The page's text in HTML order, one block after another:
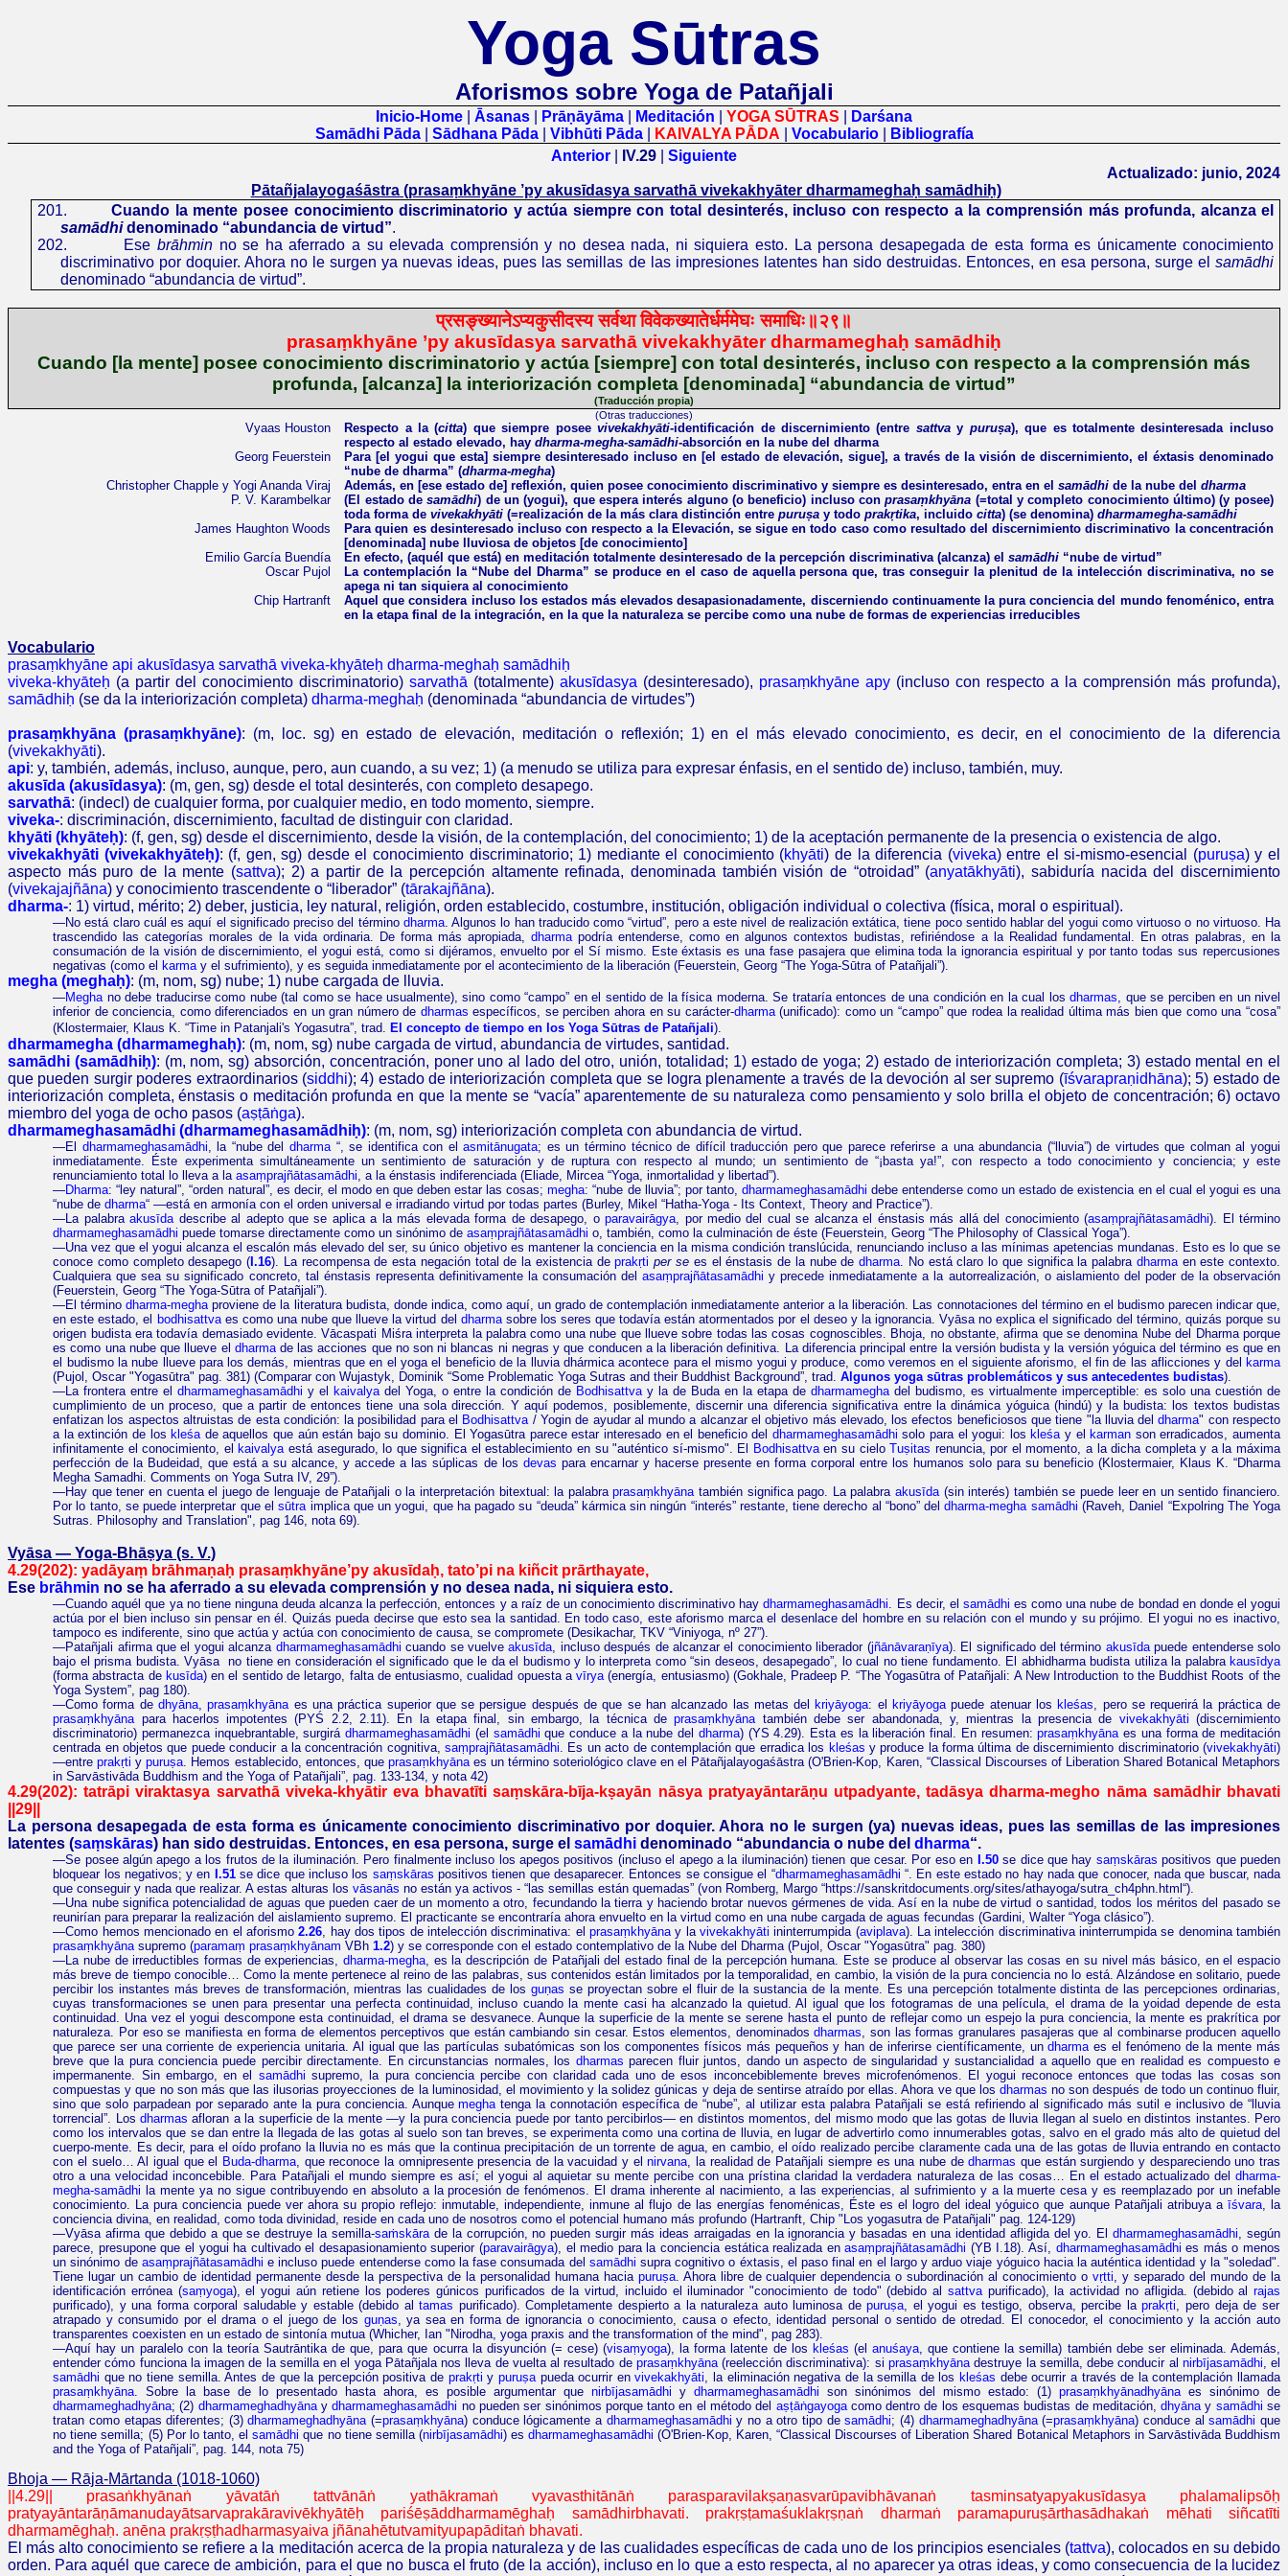
Yoga Sūtras
Aforismos sobre Yoga de Patañjali
Inicio-Home Āsanas Prāṇāyāma Meditación YOGA SŪTRAS
Darśana
Samādhi Pāda| Sādhana Pāda| Vibhūti Pāda| KAIVALYA PĀDA Vocabulario|
Bibliografía
Anterior
IV.29
Siguiente
Actualizado: junio, 2024
Pātañjalayogaśāstra (prasaṃkhyāne ’py akusīdasya sarvathā vivekakhyāter dharmameghaḥ samādhiḥ)
201.
Cuando la mente posee conocimiento discriminatorio y actúa siempre con total desinterés, incluso con respecto a la comprensión más profunda, alcanzael
samādhidenominado “abundancia de virtud”.
202.
Esebrāhmin no se ha aferrado a su elevada comprensión y no desea nada, ni siquiera esto.
La persona desapegada de esta forma es únicamente conocimiento
discriminativo por doquier. Ahora no le surgen ya nuevas ideas, pues las semillas de las impresiones latentes han sido destruidas. Entonces, en esa persona, surge elsamādhi
denominado “abundancia de virtud”.
प्रसङ्ख्यानेऽप्यकुसीदस्य सर्वथा विवेकख्यातेर्धर्ममेघः समाधिः॥२९॥
prasaṃkhyāne ’py akusīdasya sarvathā vivekakhyāter dharmameghaḥ samādhiḥ
Cuando [la mente] posee conocimiento discriminatorio y actúa [siempre] con total desinterés, incluso con respecto a la comprensión más
profunda, [alcanza] la interiorización completa [denominada] “abundancia de virtud”
(Traducción propia)
(Otras traducciones)
Vyaas Houston Respecto a la (citta) que siempre poseevivekakhyāti-identificación de discernimiento (entre sattvay puruṣa), que es totalmente desinteresada incluso
respecto al estado elevado, haydharma-megha-samādhi-absorción en la nube del dharma
Georg Feuerstein
Para [el yogui que esta] siempre desinteresado incluso en [el estado de elevación, sigue], a través de la visión de discernimiento, el éxtasis denominado
“nube de dharma” (dharma-megha)
Christopher Chapple y Yogi Ananda Viraj
Además, en [ese estado de] reflexión, quien posee conocimiento discriminativo y siempre es desinteresado, entra en elsamādhi de la nube deldharma
P. V. Karambelkar
(El estado desamādhi) de un (yogui), que espera interés alguno (o beneficio) incluso conprasaṃkhyāna (=total y completo conocimiento último) (y posee)
toda forma devivekakhyāti (=realización de la más clara distinción entrepuruṣa y todoprakṛtika, incluidocitta) (se denomina)dharmamegha-samādhi
James Haughton Woods
Para quien es desinteresado incluso con respecto a la Elevación, se sigue en todo caso como resultado del discernimiento discriminativo la concentración
[denominada] nube lluviosa de objetos [de conocimiento]
Emilio García Buendía
En efecto, (aquél que está) en meditación totalmente desinteresado de la percepción discriminativa (alcanza) elsamādhi “nube de virtud”
Oscar Pujol
La contemplación la “Nube del Dharma” se produce en el caso de aquella persona que, tras conseguir la plenitud de la intelección discriminativa, no se
apega ni tan siquiera al conocimiento
Chip Hartranft
Aquel que considera incluso los estados más elevados desapasionadamente, discerniendo continuamente la pura conciencia del mundo fenoménico, entra
en la etapa final de la integración, en la que la naturaleza se percibe como una nube de formas de experiencias irreducibles
Vocabulario
prasaṃkhyāne api akusīdasya sarvathā viveka-khyāteḥ dharma-meghaḥ samādhiḥ
viveka-khyāteḥ (a partir del conocimiento discriminatorio) sarvathā (totalmente) akusīdasya (desinteresado), prasaṃkhyāne apy (incluso con respecto a la comprensión más profunda),
samādhiḥ (se da la interiorización completa) dharma-meghaḥ (denominada “abundancia de virtudes”)
prasaṃkhyāna (prasaṃkhyāne): (m, loc. sg) en estado de elevación, meditación o reflexión; 1) en el más elevado conocimiento, es decir, en el conocimiento de la diferencia
(vivekakhyāti).
api: y, también, además, incluso, aunque, pero, aun cuando, a su vez; 1) (a menudo se utiliza para expresar énfasis, en el sentido de) incluso, también, muy.
akusīda (akusīdasya): (m, gen, sg) desde el total desinterés, con completo desapego.
sarvathā: (indecl) de cualquier forma, por cualquier medio, en todo momento, siempre.
viveka-: discriminación, discernimiento, facultad de distinguir con claridad.
khyāti (khyāteḥ): (f, gen, sg) desde el discernimiento, desde la visión, de la contemplación, del conocimiento; 1) de la aceptación permanente de la presencia o existencia de algo.
vivekakhyāti (vivekakhyāteḥ): (f, gen, sg) desde el conocimiento discriminatorio; 1) mediante el conocimiento (khyāti) de la diferencia (viveka) entre el si-mismo-esencial (puruṣa) y el
aspecto más puro de la mente (sattva); 2)a partir de la percepción altamente refinada, denominada también visión de “otroidad” (anyatākhyāti), sabiduría nacida del discernimiento
(vivekajajñāna) y conocimiento trascendente o “liberador” (tārakajñāna).
dharma-: 1) virtud, mérito; 2) deber, justicia, ley natural, religión, orden establecido, costumbre, institución, obligación individual o colectiva (física, moral o espiritual).
—No está claro cuál es aquí el significado preciso del término dharma. Algunos lo han traducido como “virtud”, pero a este nivel de realización extática, tiene poco sentido hablar del yogui como virtuoso o no virtuoso. Ha
trascendido las categorías morales de la vida ordinaria. De forma más apropiada, dharmapodría entenderse, como en algunos contextos budistas, refiriéndose a la Realidad fundamental. En otras palabras, en la
consumación de la visión de discernimiento, el yogui está, como si dijéramos, envuelto por el Sí mismo. Este éxtasis es una fase pasajera que elimina toda la ignorancia espiritual y por tanto todas sus repercusiones
negativas (como elkarma y el sufrimiento), y es seguida inmediatamente por el acontecimiento de la liberación (Feuerstein, Georg “The Yoga-Sūtraof Patañjali”).
megha (meghaḥ): (m, nom, sg) nube; 1) nube cargada de lluvia.
—Megha no debe traducirse como nube (tal como se hace usualmente), sino como “campo” en el sentido de la física moderna. Se trataría entonces de una condición en la cual losdharmas , que se perciben en un nivel
inferior de conciencia, como diferenciados en un gran número de dharmas específicos, se perciben ahora en su carácter-dharma(unificado): como un “campo” que rodea la realidad última más bien que como una “cosa”
(Klostermaier, Klaus K. “Time in Patanjali's Yogasutra”, trad. El concepto de tiempo en los Yoga Sūtras de Patañjali).
dharmamegha (dharmameghaḥ): (m, nom, sg) nube cargada de virtud, abundancia de virtudes, santidad.
samādhi (samādhiḥ): (m, nom, sg) absorción, concentración, poner uno al lado del otro, unión, totalidad; 1) estado de yoga; 2) estado de interiorización completa; 3) estado mental en el
que pueden surgir poderes extraordinarios (siddhi); 4) estado de interiorización completa que se logra plenamente a través de la devoción al ser supremo (īśvarapraṇidhāna); 5) estado de
interiorización completa, énstasis o meditación profunda en que la mente se “vacía” aparentemente de su naturaleza como pensamiento y solo brilla el objeto de concentración; 6) octavo
miembro del yoga de ocho pasos (aṣṭāṅga).
dharmameghasamādhi (dharmameghasamādhiḥ): (m, nom, sg) interiorización completa con abundancia de virtud.
—El dharmameghasamādhi , la “nube del dharma“, se identifica con elasmitānugata; es un término técnico de difícil traducción pero que parece referirse a una abundancia (“lluvia”) de virtudes que colman al yogui
inmediatamente. Éste experimenta simultáneamente un sentimiento de saturación y de ruptura con respecto al mundo; un sentimiento de “¡basta ya!”, con respecto a todo conocimiento y conciencia; y este
renunciamiento total lo lleva a laasaṃprajñātasamādhi , a la énstasis indiferenciada (Eliade, Mircea“Yoga, inmortalidad y libertad”).
—Dharma: “ley natural”, “orden natural”, es decir, el modo en que deben estar las cosas;megha: “nube de lluvia”; por tanto, dharmameghasamādhi debe entenderse como un estado de existencia en el cual el yogui es una
“nube dedharma“ —está en armonía con el orden universal e irradiando virtud por todas partes (Burley, Mikel “Hatha-Yoga - Its Context, Theory and Practice”).
—La palabraakusīda describe al adepto que se aplica a la más elevada forma de desapego, oparavairāgya , por medio del cual se alcanza el énstasis más allá del conocimiento (asaṃprajñātasamādhi). El término
dharmameghasamādhi puede tomarse directamente como un sinónimo deasaṃprajñātasamādhi o, también, como la culminación de éste (Feuerstein, Georg “The Philosophyof Classical Yoga”).
—Una vez que el yogui alcanza el escalón más elevado del ser, su único objetivo es mantener la conciencia en la misma condición translúcida, renunciando incluso a las mínimas apetencias mundanas. Esto es lo que se
conoce como completo desapego (I.16). La recompensa de esta negación total de la existencia deprakṛtiper se es el énstasis de la nube dedharma . No está claro lo que significa la palabra dharmaen este contexto.
Cualquiera que sea su significado concreto, tal énstasis representa definitivamente la consumación delasaṃprajñātasamādhi y precede inmediatamente a la autorrealización, o aislamiento del poder de la observación
(Feuerstein, Georg “The Yoga-Sūtraof Patañjali”).
—El términodharma-megha proviene de la literatura budista, donde indica, como aquí, un grado de contemplación inmediatamente anterior a la liberación. Las connotaciones del término en el budismo parecen indicar que,
en este estado, el bodhisattvaes como una nube que llueve la virtud del dharmasobre los seres que todavía están atormentados por el deseo y la ignorancia. Vyāsa no explica el significado del término, quizás porque su
origen budista era todavía demasiado evidente. Vācaspati Miśra interpreta la palabra como una nube que llueve sobre todas las cosas cognoscibles. Bhoja, no obstante, afirma que se denomina Nube del Dharma porque
es como una nube que llueve el dharmade las acciones que no son ni blancas ni negras y que conducen a la liberación definitiva. La diferencia principal entre la versión budista y la versión yóguica del término es que en
el budismo la nube llueve para los demás, mientras que en el yoga el beneficio de la lluvia dhármica acontece para el mismo yogui y produce, como veremos en el siguiente aforismo, el fin de las aflicciones y del karma
(Pujol, Oscar "Yogasūtra"pag. 381) (Comparar conWujastyk, Dominik “Some Problematic YogaSutras andtheir Buddhist Background”, trad.Algunos yoga sūtras problemáticos y sus antecedentes budistas).
—La frontera entre eldharmameghasamādhi y elkaivalya del Yoga, o entre la condición de Bodhisattva y la de Buda en la etapa dedharmamegha del budismo, es virtualmente imperceptible: es solo una cuestión de
cumplimiento de un proceso, que a partir de entonces tiene una sola dirección. Y aquí podemos, posiblemente, discernir una diferencia significativa entre la dinámica yóguica (hindú) y la budista: los textos budistas
enfatizan los aspectos altruistas de esta condición: la posibilidad para el Bodhisattva / Yogin de ayudar al mundo a alcanzar el objetivo más elevado, los efectos beneficiosos que tiene "la lluvia deldharma" con respecto
a la extinción de loskleśa de aquellos que aún están bajo su dominio. El Yogasūtra parece estar interesado en el beneficio del dharmameghasamādhi solo para el yogui: loskleśay elkarman son erradicados, aumenta
infinitamente el conocimiento, elkaivalya está asegurado, lo que significa el establecimiento en su "auténtico sí-mismo". El Bodhisattvaen su cieloTuṣitas renuncia, por el momento, a la dicha completa y a la máxima
perfección de la Budeidad, que está a su alcance, y accede a las súplicas de los devas para encarnar y hacerse presente en forma corporal entre los humanos solo para su beneficio (Klostermaier, Klaus K. “Dharma
MeghaSamadhi .Comments on Yoga Sutra IV, 29”).
—Hay que tener en cuenta el juego de lenguaje de Patañjali o la interpretación bitextual: la palabraprasaṃkhyāna también significa pago. La palabraakusīda (sin interés) también se puede leer en un sentido financiero.
Por lo tanto, se puede interpretar que elsūtra implica que un yogui, que ha pagado su “deuda”kármica sin ningún “interés”restante, tiene derecho al “bono”deldharma-megha samādhi (Raveh , Daniel “Expolring TheYoga
Sutras
Philosophy and Translation",pag 146, nota 69)
Vyāsa — Yoga-Bhāṣya (s. V.)
4.29(202): yadāyaṃ brāhmaṇaḥ prasaṃkhyāne’py akusīdaḥ, tato’pi na kiñcit prārthayate,
Ese brāhmin no se ha aferrado a su elevada comprensión y no desea nada, ni siquiera esto.
—Cuando aquél que ya no tiene ninguna deuda alcanza la perfección, entonces y a raíz de un conocimiento discriminativo haydharmameghasamādhi . Es decir, el samādhies como una nube de bondad en donde el yogui
actúa por el bien incluso sin pensar en él. Quizás pueda decirse que esto sea la santidad. En todo caso, este aforismo marca el desenlace del hombre en su relación con el mundo y su prójimo. El yogui no es inactivo,
tampoco es indiferente, sino que actúa y actúa con conocimiento de causa, se compromete (Desikachar, TKV “Viniyoga, nº 27”).
—Patañjali afirma que el yogui alcanza dharmameghasamādhi cuando se vuelveakusīda , incluso después de alcanzar el conocimiento liberador (jñānāvaraṇīya). El significado del término akusīdapuede entenderse solo
bajo el prisma budista. Vyāsa
no tiene en consideración el significado que le da el budismo y lo interpreta como “sin deseos, desapegado”, lo cual no tiene fundamento. El abhidharma budista utiliza la palabrakausīdya
(forma abstracta de kusīda) en el sentido de letargo, falta de entusiasmo, cualidad opuesta avīrya (energía, entusiasmo) (Gokhale, Pradeep P. “The Yogasūtraof Patañjali: A New Introduction tothe Buddhist Roots ofthe
Yoga System”, pag 180).
—Como forma dedhyāna ,prasaṃkhyāna es una práctica superior que se persigue después de que se han alcanzado las metas delkriyāyoga: elkriyāyoga puede atenuar loskleśas , pero se requerirá la práctica de
prasaṃkhyāna para hacerlos impotentes (PYŚ 2.2, 2.11). En la etapa final, sin embargo, la técnica deprasaṃkhyāna también debe ser abandonada, y, mientras la presencia de vivekakhyāti (discernimiento
discriminatorio) permanezca inquebrantable, surgirádharmameghasamādhi (el samādhi que conduce a la nube del dharma) (YS 4.29). Esta es la liberación final. En resumen:prasaṃkhyāna es una forma de meditación
centrada en objetos que puede conducir a la concentración cognitiva,saṃprajñātasamādhi . Es un acto de contemplación que erradica los kleśas y produce la forma última de discernimiento discriminatorio (vivekakhyāti)
—entreprakṛti ypuruṣa . Hemos establecido, entonces, que prasaṃkhyānaes un término soteriológico clave en el Pātañjalayogaśāstra(O'Brien-Kop , Karen, “Classical Discourses of Liberation Shared Botanical Metaphors
in Sarvāstivāda Buddhism and the Yogaof Patañjali”,pag. 133-134, y nota 42)
4.29(202):tatrāpi viraktasya sarvathā viveka-khyātir eva bhavatīti saṃskāra-bīja-kṣayān nāsya pratyayāntarāṇu utpadyante,tadāsya dharma-megho nāmasamādhir bhavati
||29||
La persona desapegada de esta forma es únicamente conocimiento discriminativo por doquier. Ahora no le surgen (ya) nuevas ideas, pues las semillas de las impresiones
latentes (saṃskāras) han sido destruidas. Entonces, en esa persona, surge el samādhi denominado “abundancia o nube del dharma“.
—Se posee algún apego a los frutos de la iluminación. Pero finalmente incluso los apegos positivos (incluso el apego a la iluminación) tienen que cesar. Por eso en I.50se dice que hay saṃskāras positivos que pueden
bloquear los negativos; y en I.51se dice que incluso los saṃskāras positivos tienen que desaparecer. Entonces se consigue el “dharmameghasamādhi “. En este estado no hay nada que conocer, nada que buscar, nada
que conseguir y nada que realizar. A estas alturas losvāsanās no están ya activos - “las semillas están quemadas” (von Romberg, Margo “https://sanskritdocuments.org/sites/athayoga/sutra_ch4phn.html“).
—Una nube significa potencialidad de aguas que pueden caer de un momento a otro, fecundando la tierra y haciendo brotar nuevos gérmenes de vida. Así en la nube de virtud o santidad, todos los méritos del pasado se
reunirían para preparar la realización del aislamiento supremo. El practicante se encontraría ahora envuelto en la virtud como en una nube cargada de aguas fecundas (Gardini, Walter“Yoga clásico”).
—Como hemos mencionado en el aforismo2.26 , hay dos tipos de intelección discriminativa: el prasaṃkhyānay la vivekakhyāti ininterrumpida (aviplava). La intelección discriminativa ininterrumpida se denomina también
prasaṃkhyāna supremo (paramaṃ prasaṃkhyānam VBh 1.2) y se corresponde con el estado contemplativo de la Nube del Dharma (Pujol, Oscar "Yogasūtra"pag. 380)
—La nube de irreductibles formas de experiencias,dharma-megha , es la descripción de Patañjali del estado final de la percepción humana. Este se produce al observar las cosas en su nivel más básico, en el espacio
más breve de tiempo conocible… Como la mente pertenece al reino de las palabras, sus contenidos están limitados por la temporalidad, en cambio, la visión de la pura conciencia no lo está. Alzándose en solitario, puede
percibir los instantes más breves de transformación, mientras las cualidades de los guṇas se proyectan sobre el fluir de la sustancia de la mente. Es una percepción totalmente distinta de las percepciones ordinarias,
cuyas transformaciones se unen para presentar una perfecta continuidad, incluso cuando la mente casi ha alcanzado la quietud. Al igual que los fotogramas de una película, el drama de la yoidad depende de esta
continuidad. Una vez el yogui descompone esta continuidad, el drama se desvanece. Aunque la superficie de la mente se serene hasta el punto de reflejar como un espejo la pura conciencia, la mente esprakrítica por
naturaleza. Por eso se manifiesta en forma de elementos perceptivos que están cambiando sin cesar. Estos elementos, denominadosdharmas , son las formas granulares pasajeras que al combinarse producen aquello
que parece ser una corriente de experiencia unitaria. Al igual que las partículas subatómicas son los componentes físicos más pequeños y han de inferirse científicamente, undharma es el fenómeno de la mente más
breve que la pura conciencia puede percibir directamente. En circunstancias normales, los dharmas parecen fluir juntos, dando un aspecto de singularidad y sustancialidad a aquello que en realidad es compuesto e
impermanente. Sin embargo, en el samādhi supremo, la pura conciencia percibe con claridad cada uno de esos inconcebiblemente breves microfenómenos. El yogui reconoce entonces que todas las cosas son
compuestas y que no son más que las ilusorias proyecciones de la luminosidad, el movimiento y la solidezgúnicas y deja de sentirse atraído por ellas. Ahora ve que los dharmas no son después de todo un continuo fluir,
sino que solo parpadean por separado ante la pura conciencia. Aunquemegha tenga la connotación específica de “nube”, al utilizar esta palabra Patañjali se está refiriendo al significado más sutil e inclusivo de “lluvia
torrencial”. Los dharmas afloran a la superficie de la mente —y la pura conciencia puede por tanto percibirlos— en distintos momentos, del mismo modo que las gotas de lluvia llegan al suelo en distintos instantes. Pero
como los intervalos que se dan entre la llegada de las gotas al suelo son tan breves, se experimenta como una cortina de lluvia, en lugar de advertirlo como innumerables gotas, salvo en el grado más alto de quietud del
cuerpo-mente. Es decir, para el oído profano la lluvia no es más que la continua precipitación de un torrente de agua, en cambio, el oído realizado percibe claramente cada una de las gotas de lluvia entrando en contacto
con el suelo… Al igual que el Buda-dharma, que reconoce la omnipresente presencia de la vacuidad y elnirvana , la realidad de Patañjali siempre es una nube dedharmas que están surgiendo y despareciendo uno tras
otro a una velocidad inconcebible. Para Patañjali el mundo siempre es así; el yogui al aquietar su mente percibe con una prístina claridad la verdadera naturaleza de las cosas… En el estado actualizado del dharma-
megha-samādhi la mente ya no sigue contribuyendo en absoluto a la procesión de fenómenos. El drama inherente al nacimiento, a las experiencias, al sufrimiento y a la muerte cesa y es reemplazado por un inefable
conocimiento. La pura conciencia puede ver ahora su propio reflejo: inmutable, independiente, inmune al flujo de las energías fenoménicas, Éste es el logro del ideal yóguico que aunque Patañjali atribuya a īśvara, la
conciencia divina, en realidad, como toda divinidad, reside en cada uno de nosotros como el potencial humano más profundo (Hartranft , Chip "Losyogasutra de Patañjali"pag. 124-129)
—Vyāsa afirma que debido a que se destruye la semilla-saṁskāra de la corrupción, no pueden surgir más ideas arraigadas en la ignorancia y basadas en una identidad afligida del yo. Eldharmameghasamādhi , según
parece, presupone que el yogui ha cultivado el desapasionamiento superior (paravairāgya), el medio para la conciencia estática realizada enasaṃprajñātasamādhi (YB I.18). Así, dharmameghasamādhi es más o menos
un sinónimo de asaṃprajñātasamādhi e incluso puede entenderse como la fase consumada del samādhi supra cognitivo o éxtasis, el paso final en el largo y arduo viaje yóguico hacia la auténtica identidad y la "soledad".
Tiene lugar un cambio de identidad permanente desde la perspectiva de la personalidad humana hacia puruṣa. Ahora libre de cualquier dependencia o subordinación al conocimiento ovṛtti , y separado del mundo de la
identificación errónea (saṃyoga), el yogui aún retiene los poderesgúnicos purificados de la virtud, incluido el iluminador "conocimiento de todo" (debido al sattvapurificado), la actividad no afligida. (debido alrajas
purificado), y una forma corporal saludable y estable (debido altamas purificado). Completamente despierto a la naturaleza auto luminosa depuruṣa , el yogui es testigo, observa, percibe laprakṛti , pero deja de ser
atrapado y consumido por el drama o el juego de los guṇas , ya sea en forma de ignorancia o conocimiento, causa o efecto, identidad personal o sentido de otredad. El conocedor, el conocimiento y la acción auto
transparentes coexisten en un estado de sintonía mutua (Whicher, Ian "Nirodha , yoga praxis andthe transformation of the mind",pag 283)
—Aquí hay un paralelo con la teoría Sautrāntika de que, para que ocurra la disyunción (= cese) (visaṃyoga), la forma latente de los kleśas (elanuśaya , que contiene la semilla) también debe ser eliminada. Además,
entender cómo funciona la imagen de la semilla en el yoga Pātañjala nos lleva de vuelta al resultado de prasaṃkhyāna(reelección discriminativa): si prasaṃkhyāna destruye la semilla, debe conducir al nirbījasamādhi , el
samādhi que no tiene semilla. Antes de que la percepción positiva de prakṛti y puruṣapueda ocurrir envivekakhyāti , la eliminación negativa de la semilla de loskleśas debe ocurrir a través de la contemplación llamada
prasaṃkhyāna . Sobre la base de lo presentado hasta ahora, es posible argumentar quenirbījasamādhi ydharmameghasamādhi son sinónimos del mismo estado: (1)prasaṃkhyānadhyāna es sinónimo de
dharmameghadhyāna; (2) dharmameghadhyānaydharmameghasamādhi no pueden ser sinónimos porque tanto en el método del aṣṭāṅgayogacomo dentro de los esquemas budistas de meditación,dhyāna y samādhi se
tratan como etapas diferentes; (3)dharmameghadhyāna (=prasaṃkhyāna) conduce lógicamente a dharmameghasamādhi y no a otro tipo desamādhi; (4) dharmameghadhyāna(=prasaṃkhyāna) conduce alsamādhi que
no tiene semilla; (5) Por lo tanto, elsamādhi que no tiene semilla (nirbījasamādhi) esdharmameghasamādhi (O'Brien-Kop, Karen, “Classical Discourses of Liberation Shared Botanical Metaphors in Sarvāstivāda Buddhism
and the Yogaof Patañjali”,pag. 144, nota 75)
Bhoja — Rāja-Mārtanda (1018-1060)
||4.29|| prasaṅkhyānaṅ yāvatāṅ tattvānāṅ yathākramaṅ vyavasthitānāṅ parasparavilakṣaṇasvarūpavibhāvanaṅ tasminsatyapyakusīdasya
phalamalipsōḥ
pratyayāntarāṇāmanudayātsarvaprakāravivēkhyātēḥ
pariśēṣāddharmamēghaḥ samādhirbhavati. prakṛṣṭamaśuklakṛṣṇaṅ dharmaṅ paramapuruṣārthasādhakaṅ mēhati
siñcatīti
dharmamēghaḥ. anēna prakṛṣṭhadharmasyaiva jñānahētutvamityupapāditaṅ bhavati.
El más alto conocimiento se refiere a la meditación acerca de la propia naturaleza y de las cualidades específicas de cada uno de los principios esenciales (tattva), colocados en su debido
orden. Para aquél que carece de ambición, para el que no busca el fruto (de la acción), incluso en lo que a esto respecta, al no aparecer ya otras ideas, y como consecuencia de la lucidez